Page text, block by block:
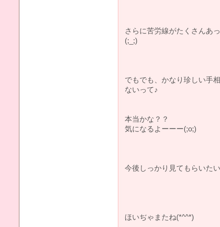
さらに苦労線がたくさんあ
(;_;)
でもでも、かなり珍しい手
ないって♪
本当かな？？
気になるよーーー(;o;)
今後しっかり見てもらいた
ほいぢゃまたね(*^^*)